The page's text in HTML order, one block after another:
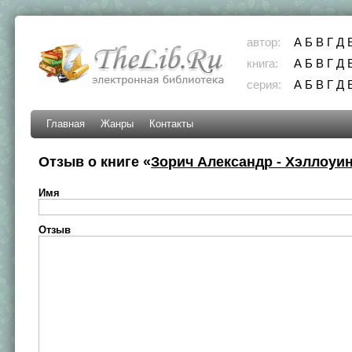
автор: А Б В Г Д
книга:
А Б В Г Д
серия:
А Б В Г Д
Главная Жанры Контакты
Отзыв о книге «Зорич Александр -
Имя
Отзыв